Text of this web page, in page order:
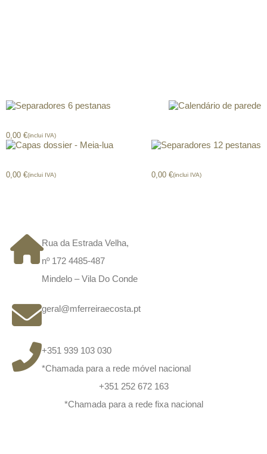
0,00 €(inclui IVA)
0,00 €(inclui IVA) 0,00 €(inclui IVA)
Rua da Estrada Velha,
nº 172 4485-487
Mindelo – Vila Do Conde
geral@mferreiraecosta.pt
+351 939 103 030
*Chamada para a rede móvel nacional
+351 252 672 163
*Chamada para a rede fixa nacional